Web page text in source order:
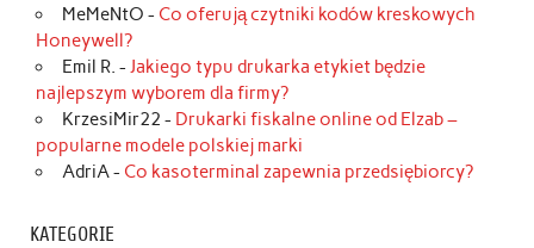
MeMeNtO - Co oferują czytniki kodów kreskowych
Honeywell?
Emil R. - Jakiego typu drukarka etykiet będzie
najlepszym wyborem dla firmy?
KrzesiMir22 - Drukarki fiskalne online od Elzab –
popularne modele polskiej marki
AdriA- Co kasoterminal zapewnia przedsiębiorcy?
KATEGORIE